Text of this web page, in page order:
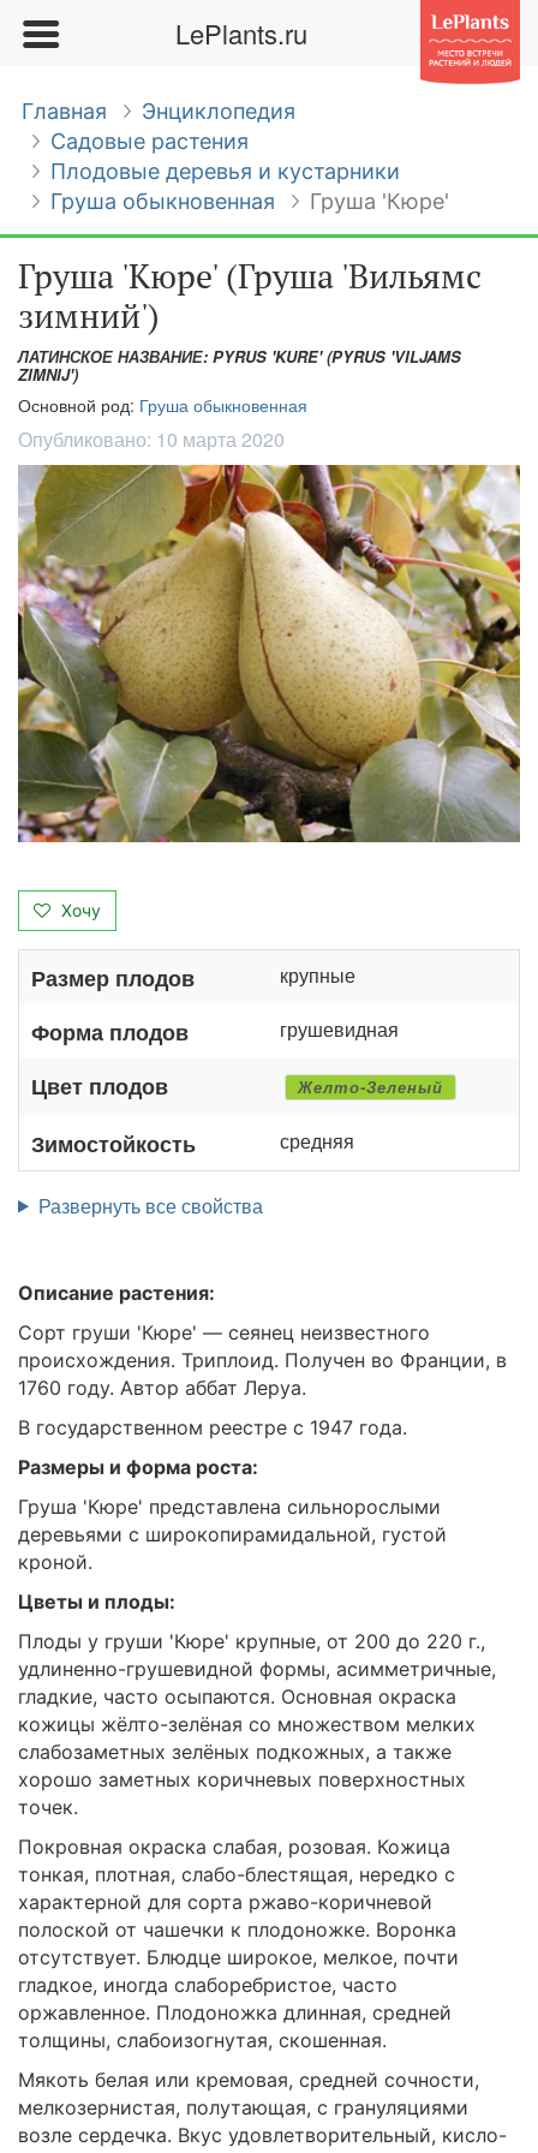
LePlants.ru
Главная
Энциклопедия
Садовые растения
Плодовые деревья и кустарники
Груша обыкновенная
Груша 'Кюре'
Груша 'Кюре' (Груша 'Вильямс
зимний')
ЛАТИНСКОЕ НАЗВАНИЕ: PYRUS 'KURE' (PYRUS 'VILJAMS
ZIMNIJ')
Основной род: Груша обыкновенная
Опубликовано: 10 марта 2020
Хочу
Размер плодов крупные
Форма плодов грушевидная
Цвет плодов Желто-Зеленый
Зимостойкость средняя
Развернуть все свойства
Описание растения:
Сорт груши 'Кюре' — сеянец неизвестного
происхождения. Триплоид. Получен во Франции, в
1760 году. Автор аббат Леруа.
В государственном реестре с 1947 года.
Размеры и форма роста:
Груша 'Кюре' представлена сильнорослыми
деревьями с широкопирамидальной, густой
кроной.
Цветы и плоды:
Плоды у груши 'Кюре' крупные, от 200 до 220 г.,
удлиненно-грушевидной формы, асимметричные,
гладкие, часто осыпаются. Основная окраска
кожицы жёлто-зелёная со множеством мелких
слабозаметных зелёных подкожных, а также
хорошо заметных коричневых поверхностных
точек.
Покровная окраска слабая, розовая. Кожица
тонкая, плотная, слабо-блестящая, нередко с
характерной для сорта ржаво-коричневой
полоской от чашечки к плодоножке. Воронка
отсутствует. Блюдце широкое, мелкое, почти
гладкое, иногда слаборебристое, часто
оржавленное. Плодоножка длинная, средней
толщины, слабоизогнутая, скошенная.
Мякоть белая или кремовая, средней сочности,
мелкозернистая, полутающая, с грануляциями
возле сердечка. Вкус удовлетворительный, кисло-